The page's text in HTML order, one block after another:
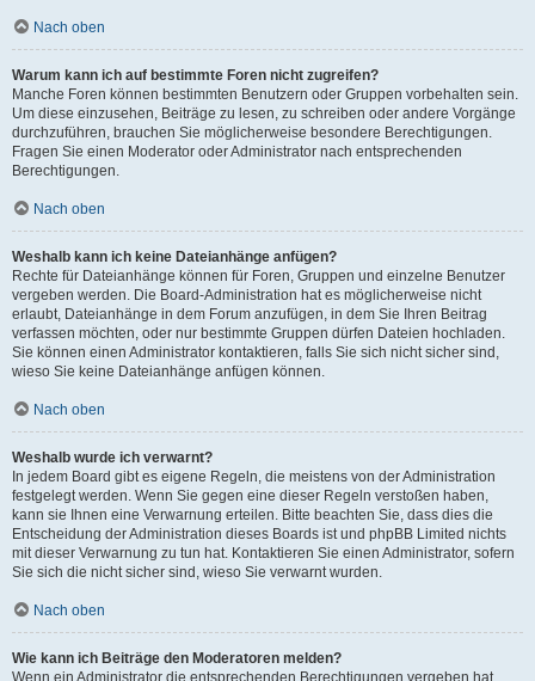
Nach oben
Warum kann ich auf bestimmte Foren nicht zugreifen?
Manche Foren können bestimmten Benutzern oder Gruppen vorbehalten sein.
Um diese einzusehen, Beiträge zu lesen, zu schreiben oder andere Vorgänge
durchzuführen, brauchen Sie möglicherweise besondere Berechtigungen.
Fragen Sie einen Moderator oder Administrator nach entsprechenden
Berechtigungen.
Nach oben
Weshalb kann ich keine Dateianhänge anfügen?
Rechte für Dateianhänge können für Foren, Gruppen und einzelne Benutzer
vergeben werden. Die Board-Administration hat es möglicherweise nicht
erlaubt, Dateianhänge in dem Forum anzufügen, in dem Sie Ihren Beitrag
verfassen möchten, oder nur bestimmte Gruppen dürfen Dateien hochladen.
Sie können einen Administrator kontaktieren, falls Sie sich nicht sicher sind,
wieso Sie keine Dateianhänge anfügen können.
Nach oben
Weshalb wurde ich verwarnt?
In jedem Board gibt es eigene Regeln, die meistens von der Administration
festgelegt werden. Wenn Sie gegen eine dieser Regeln verstoßen haben,
kann sie Ihnen eine Verwarnung erteilen. Bitte beachten Sie, dass dies die
Entscheidung der Administration dieses Boards ist und phpBB Limited nichts
mit dieser Verwarnung zu tun hat. Kontaktieren Sie einen Administrator, sofern
Sie sich die nicht sicher sind, wieso Sie verwarnt wurden.
Nach oben
Wie kann ich Beiträge den Moderatoren melden?
Wenn ein Administrator die entsprechenden Berechtigungen vergeben hat,